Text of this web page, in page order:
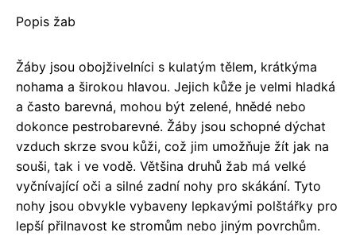
Popis žab
Žáby jsou obojživelníci s kulatým tělem, krátkýma
nohama a širokou hlavou. Jejich kůže je velmi hladká
a často barevná, mohou být zelené, hnědé nebo
dokonce pestrobarevné. Žáby jsou schopné dýchat
vzduch skrze svou kůži, což jim umožňuje žít jak na
souši, tak i ve vodě. Většina druhů žab má velké
vyčnívající oči a silné zadní nohy pro skákání. Tyto
nohy jsou obvykle vybaveny lepkavými polštářky pro
lepší přilnavost ke stromům nebo jiným povrchům.